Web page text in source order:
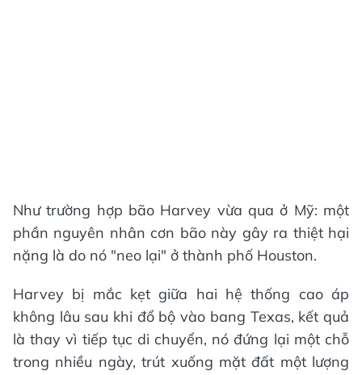
Như trường hợp bão Harvey vừa qua ở Mỹ: một
phần nguyên nhân cơn bão này gây ra thiệt hại
nặng là do nó "neo lại" ở thành phố Houston.
Harvey bị mắc kẹt giữa hai hệ thống cao áp
không lâu sau khi đổ bộ vào bang Texas, kết quả
là thay vì tiếp tục di chuyển, nó đứng lại một chỗ
trong nhiều ngày, trút xuống mặt đất một lượng